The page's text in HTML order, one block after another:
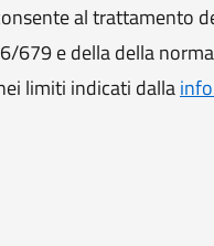
al trattamento
679 e della della
limiti indicati dalla